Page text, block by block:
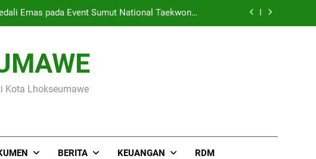
Emas pada Event Sumut National Taekwondo
Lolos ke OSN Tingkat Provinsi Aceh 2026
Kantor Kementerian Agama Kota Lhokseumawe
Kota Lhokseumawe
BERITA KEUANGAN RDM